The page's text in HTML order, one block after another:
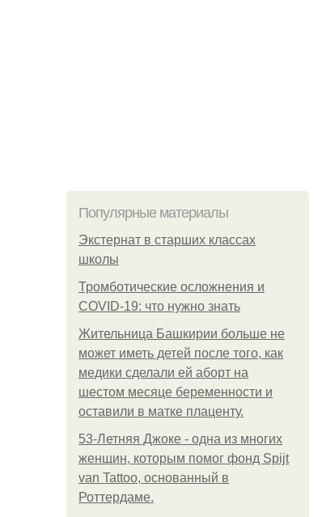
Популярные материалы
Экстернат в старших классах
школы
Тромботические осложнения и
COVID-19: что нужно знать
Жительница Башкирии больше не
может иметь детей после того, как
медики сделали ей аборт на
шестом месяце беременности и
оставили в матке плаценту.
53-Летняя Джоке - одна из многих
женщин, которым помог фонд Spijt
van Tattoo, основанный в
Роттердаме.